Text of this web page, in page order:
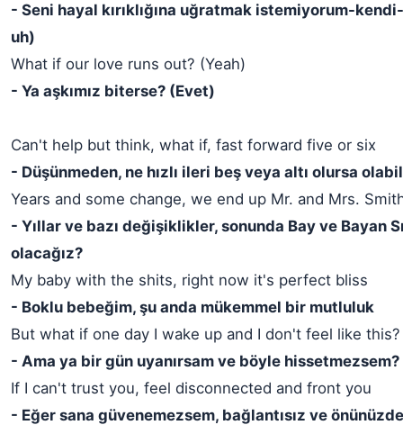
- Seni hayal kırıklığına uğratmak istemiyorum-
uh)
What if our love runs out? (Yeah)
- Ya aşkımız biterse? (Evet)
Can't help but think, what if, fast forward five or six
- Düşünmeden, ne hızlı ileri beş veya altı olursa
Years and some change, we end up Mr. and Mrs.
- Yıllar ve bazı değişiklikler, sonunda Bay ve Bayan
olacağız?
My baby with the shits, right now it's perfect bliss
- Boklu bebeğim, şu anda mükemmel bir mutluluk
But what if one day I wake up and I don't feel like this?
- Ama ya bir gün uyanırsam ve böyle hissetmezsem?
If I can't trust you, feel disconnected and front you
- Eğer sana güvenemezsem, bağlantısız ve